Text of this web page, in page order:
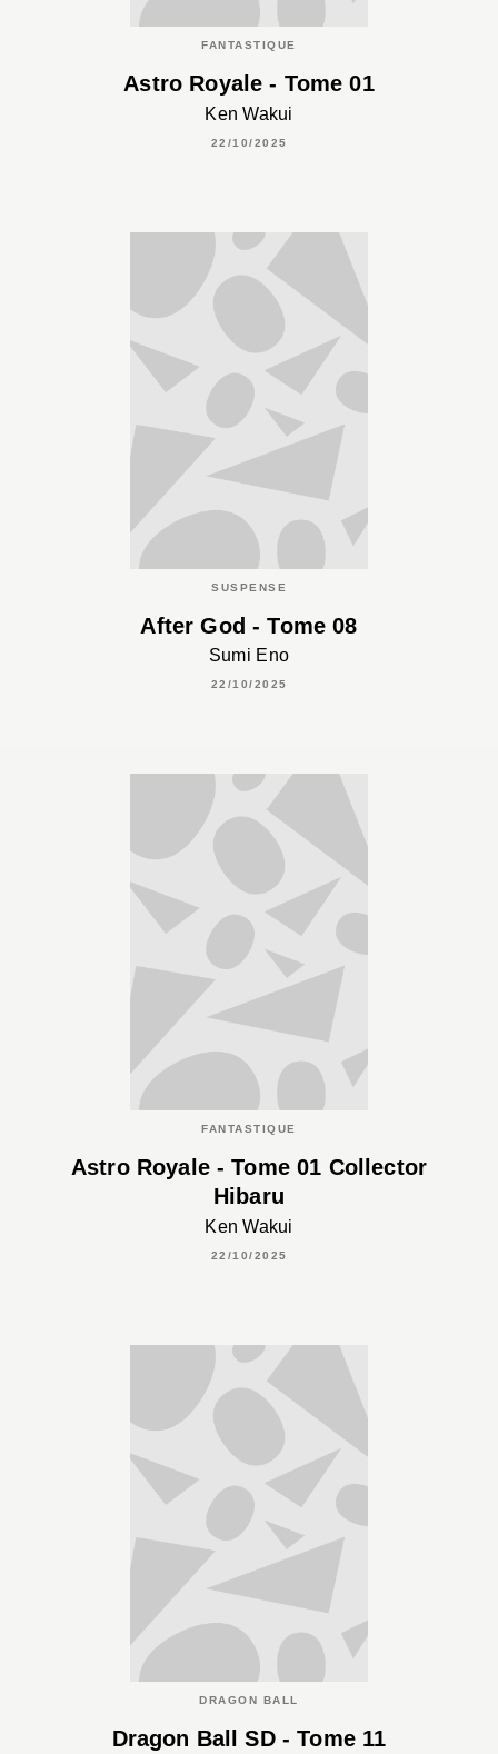
FANTASTIQUE
Astro Royale - Tome 01
Ken Wakui
22/10/2025
SUSPENSE
After God - Tome 08
Sumi Eno
22/10/2025
FANTASTIQUE
Astro Royale - Tome 01 Collector
Hibaru
Ken Wakui
22/10/2025
DRAGON BALL
Dragon Ball SD - Tome 11